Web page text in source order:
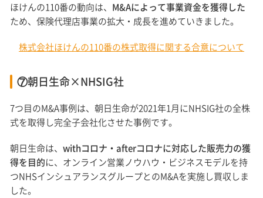
ほけんの110番の動向は、 M&Aによって事業資金を獲得した
ため、保険代理店事業の拡大・成長を進めていきました。
株式会社ほけんの110番の株式取得に関する合意について
⑦朝日生命×NHSIG社
7つ目のM&A事例は、朝日生命が2021年1月にNHSIG社の全株
式を取得し完全子会社化させた事例です。
朝日生命は、withコロナ・afterコロナに対応した販売力の獲
得を目的に、オンライン営業ノウハウ・ビジネスモデルを持
つNHSインシュアランスグループとのM&Aを実施し買収しま
した。